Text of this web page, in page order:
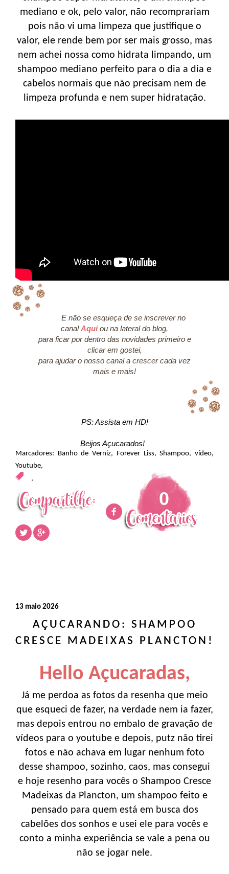
mediano e ok, pelo valor, não recomprariam
pois não vi uma limpeza que justifique o
valor, ele rende bem por ser mais grosso, mas
nem achei nossa como hidrata limpando, um
shampoo mediano perfeito para o dia a dia e
cabelos normais que não precisam nem de
limpeza profunda e nem super hidratação.
E não se esqueça de se inscrever no
canalAquiou na lateral do blog,
para ficar por dentro das novidades primeiro e
clicar em gostei,
para ajudar o nosso canal a crescer cada vez
mais e mais!
PS: Assista em HD!
Beijos Açucarados!
Marcadores: Banho de Verniz, Forever Liss,Shampoo,vídeo,
Youtube,
,
0
13 maio 2026
AÇUCARANDO: SHAMPOO
CRESCE MADEIXAS PLANCTON!
Hello Açucaradas,
Já me perdoa as fotos da resenha que meio
que esqueci de fazer, na verdade nem ia fazer,
mas depois entrou no embalo de gravação de
vídeos para o youtube e depois, putz não tirei
fotos e não achava em lugar nenhum foto
desse shampoo, sozinho, caos, mas consegui
e hoje resenho para vocês o Shampoo Cresce
Madeixas da Plancton, um shampoo feito e
pensado para quem está em busca dos
cabelões dos sonhos e usei ele para vocês e
conto a minha experiência se vale a pena ou
não se jogar nele.